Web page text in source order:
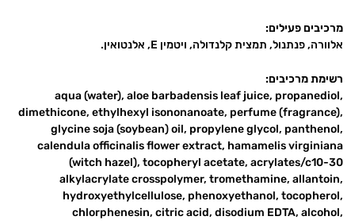
מרכיבים פעילים:
אלוורה, פנתנול, תמצית קלנדולה, ויטמין E, אלנטואין.
רשימת מרכיבים:
aqua (water), aloe barbadensis leaf juice, propanediol,
dimethicone, ethylhexyl isononanoate, perfume (fragrance),
glycine soja (soybean) oil, propylene glycol, panthenol,
calendula officinalis flower extract, hamamelis virginiana
(witch hazel), tocopheryl acetate, acrylates/c10-30
alkylacrylate crosspolymer, tromethamine, allantoin,
hydroxyethylcellulose, phenoxyethanol, tocopherol,
chlorphenesin, citric acid, disodium EDTA, alcohol,